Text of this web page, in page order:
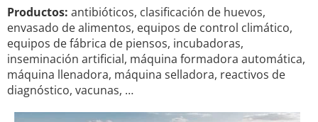
Productos: antibióticos, clasificación de huevos,
envasado de alimentos, equipos de control climático,
equipos de fábrica de piensos, incubadoras,
inseminación artificial, máquina formadora automática,
máquina llenadora, máquina selladora, reactivos de
diagnóstico, vacunas, …